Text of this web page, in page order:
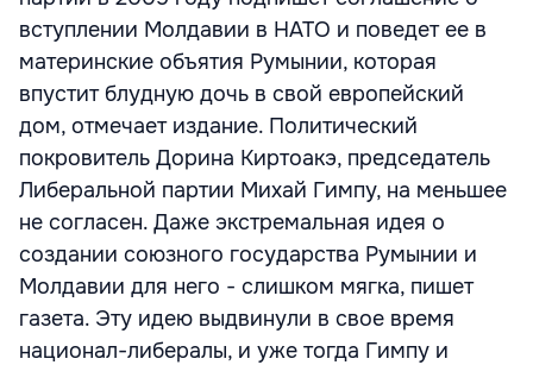
вступлении Молдавии в НАТО и поведет ее в
материнские объятия Румынии, которая
впустит блудную дочь в свой европейский
дом, отмечает издание. Политический
покровитель Дорина Киртоакэ, председатель
Либеральной партии Михай Гимпу, на меньшее
не согласен. Даже экстремальная идея о
создании союзного государства Румынии и
Молдавии для него - слишком мягка, пишет
газета. Эту идею выдвинули в свое время
национал-либералы, и уже тогда Гимпу и